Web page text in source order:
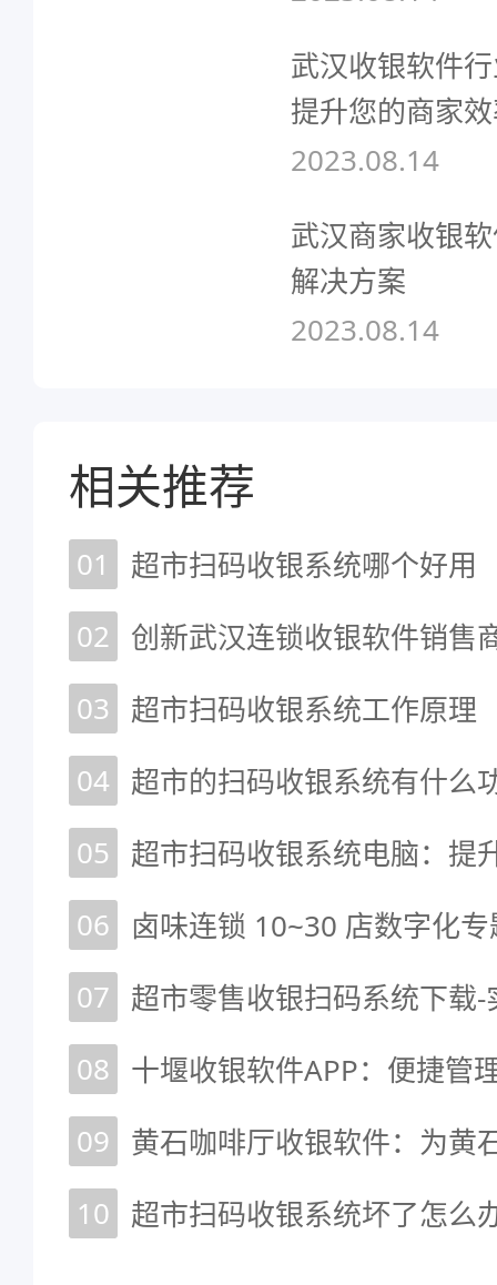
武汉收银软件
提升您的商家
2023.08.14
武汉商家收银
解决方案
2023.08.14
相关推荐
01
超市扫码收银系统哪个好用
02 创新武汉连锁收银软件销售
03
超市扫码收银系统工作原理
04
05
06
卤味连锁 10~30 店数字化专
07
08
09
10 超市扫码收银系统坏了怎么